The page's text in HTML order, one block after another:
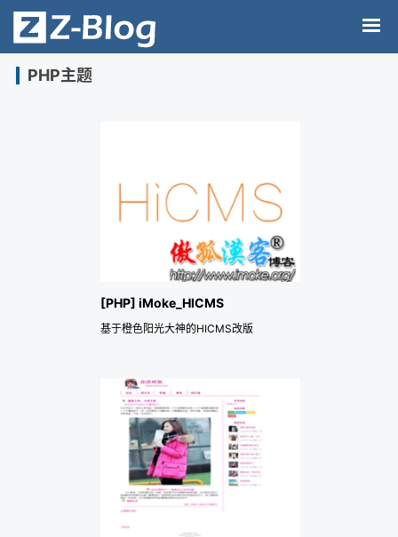
PHP主题
[PHP] iMoke_HICMS
基于橙色阳光大神的HICMS改版